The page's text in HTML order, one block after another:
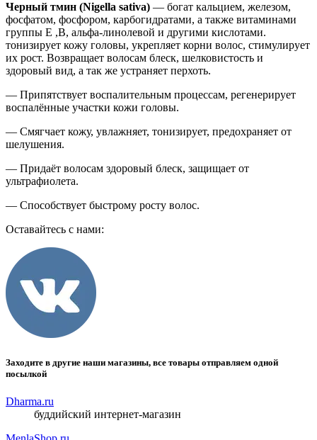
Черный тмин (Nigella sativa) — богат кальцием, железом,
фосфатом, фосфором, карбогидратами, а также витаминами
группы Е ,В, альфа-линолевой и другими кислотами.
тонизирует кожу головы, укрепляет корни волос, стимулирует
их рост. Возвращает волосам блеск, шелковистость и
здоровый вид, а так же устраняет перхоть.
— Припятствует воспалительным процессам, регенерирует
воспалённые участки кожи головы.
— Смягчает кожу, увлажняет, тонизирует, предохраняет от
шелушения.
— Придаёт волосам здоровый блеск, защищает от
ультрафиолета.
— Способствует быстрому росту волос.
Оставайтесь с нами:
Заходите в другие наши магазины, все товары отправляем одной
посылкой
Dharma.ru
буддийский интернет-магазин